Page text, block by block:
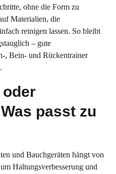
ohne die Form zu
Materialien, die
reinigen lassen. So bleibt
– gute
, Bein- und Rückentrainer
oder
passt zu
und Bauchgeräten hängt von
Haltungsverbesserung und